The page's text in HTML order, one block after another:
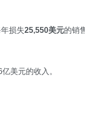
损失25,550美元的销
美元的收入。